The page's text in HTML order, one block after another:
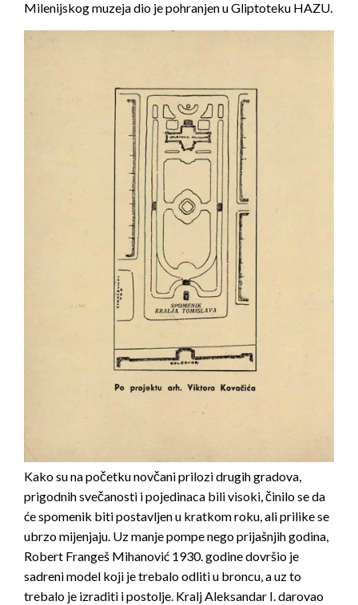
Milenijskog muzeja dio je pohranjen u Gliptoteku HAZU.
Kako su na početku novčani prilozi drugih gradova,
prigodnih svečanosti i pojedinaca bili visoki, činilo se da
će spomenik biti postavljen u kratkom roku, ali prilike se
ubrzo mijenjaju. Uz manje pompe nego prijašnjih godina,
Robert Frangeš Mihanović 1930. godine dovršio je
sadreni model koji je trebalo odliti u broncu, a uz to
trebalo je izraditi i postolje. Kralj Aleksandar I. darovao